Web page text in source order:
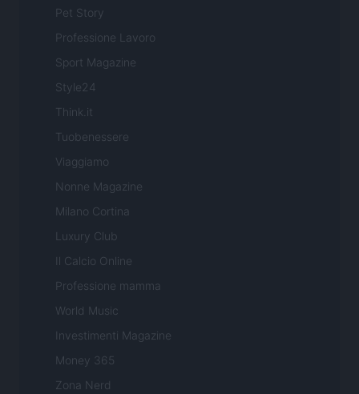
Pet Story
Professione Lavoro
Sport Magazine
Style24
Think.it
Tuobenessere
Viaggiamo
Nonne Magazine
Milano Cortina
Luxury Club
Il Calcio Online
Professione mamma
World Music
Investimenti Magazine
Money 365
Zona Nerd